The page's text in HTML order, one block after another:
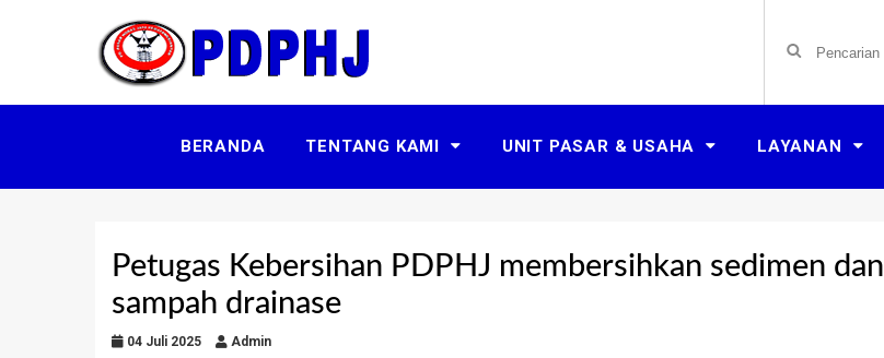
BERANDA TENTANG KAMI UNIT PASAR & USAHA LAYANAN
Petugas Kebersihan PDPHJ membersihkan sedimen dan
sampah drainase
04 Juli 2025 Admin